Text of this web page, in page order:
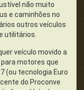
não muito
e caminhões no
outros veículos
utilitários.
veículo movido a
motores que
(ou tecnologia Euro
do Proconve